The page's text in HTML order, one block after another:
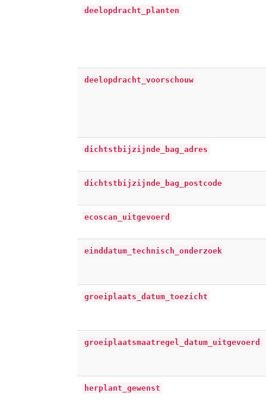
deelopdracht_planten
deelopdracht_voorschouw
dichtstbijzijnde_bag_adres
dichtstbijzijnde_bag_postcode
ecoscan_uitgevoerd
einddatum_technisch_onderzoek
groeiplaats_datum_toezicht
groeiplaatsmaatregel_datum_uitgevoerd
herplant_gewenst